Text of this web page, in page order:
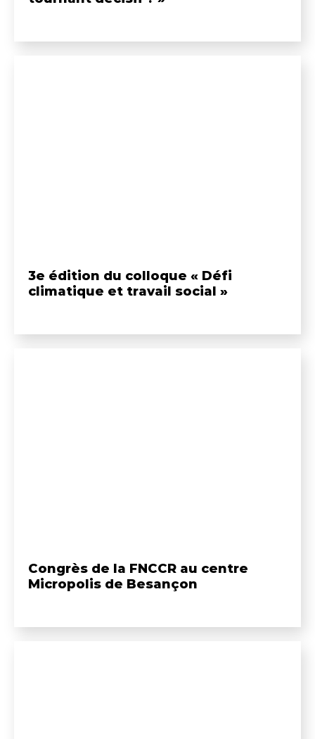
3e édition du colloque « Défi
climatique et travail social »
Congrès de la FNCCR au centre
Micropolis de Besançon